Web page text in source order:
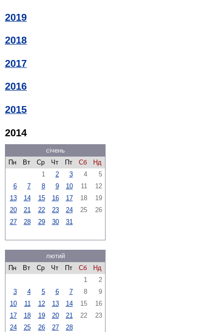
2019
2018
2017
2016
2015
2014
січень
Пн
Вт Ср Чт Пт Сб
Нд
1
2 3 4
5
6
7 8 9 10 11
12
13
14 15 16 17 18
19
20
21 22 23 24 25
26
27
28 29 30 31
лютий
Пн
Вт Ср Чт Пт Сб
Нд
1
2
3
4 5 6 7 8
9
10
11 12 13 14 15
16
17
18 19 20 21 22
23
24
25 26 27 28